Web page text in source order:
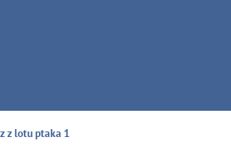
z lotu ptaka 1